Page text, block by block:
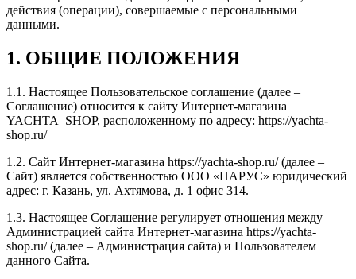
действия (операции), совершаемые с персональными
данными.
1. ОБЩИЕ ПОЛОЖЕНИЯ
1.1. Настоящее Пользовательское соглашение (далее –
Соглашение) относится к сайту Интернет-магазина
YACHTA_SHOP, расположенному по адресу: https://yachta-
shop.ru/
1.2. Сайт Интернет-магазина https://yachta-shop.ru/ (далее –
Сайт) является собственностью ООО «ПАРУС» юридический
адрес: г. Казань, ул. Ахтямова, д. 1 офис 314.
1.3. Настоящее Соглашение регулирует отношения между
Администрацией сайта Интернет-магазина https://yachta-
shop.ru/ (далее – Администрация сайта) и Пользователем
данного Сайта.